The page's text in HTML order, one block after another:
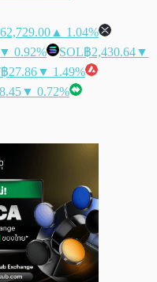
▲ 1.04%
▼ 0.92% SOL฿2,430.64▼
฿27.86▼ 1.49%
▼ 0.72%